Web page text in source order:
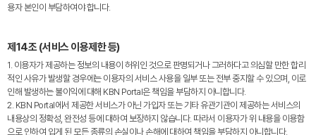
용자 본인이 부담하여야 합니다.
제14조 (서비스 이용제한 등)
1. 이용자가 제공하는 정보의 내용이 허위인 것으로 판명되거나 그러하다고 의심할 만한 합리
적인 사유가 발생할 경우에는 이용자의 서비스 사용을 일부 또는 전부 중지할 수 있으며, 이로
인해 발생하는 불이익에 대해 KBN Portal은 책임을 부담하지 아니합니다.
2. KBN Portal에서 제공한 서비스가 아닌 가입자 또는 기타 유관기관이 제공하는 서비스의
내용상의 정확성, 완전성 등에 대하여 보장하지 않습니다. 따라서 이용자가 위 내용을 이용함
으로 인하여 입게 된 모든 종류의 손실이나 손해에 대하여 책임을 부담하지 아니합니다.